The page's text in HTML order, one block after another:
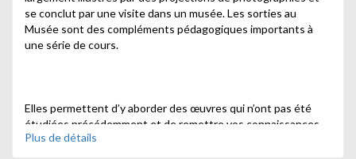
se conclut par une visite dans un musée. Les sorties au
Musée sont des compléments pédagogiques importants à
une série de cours.
Elles permettent d’y aborder des œuvres qui n’ont pas été
étudiées précédemment et de remettre vos connaissances
en perspective. Les horaires donnés pour les sorties
Plus de détails